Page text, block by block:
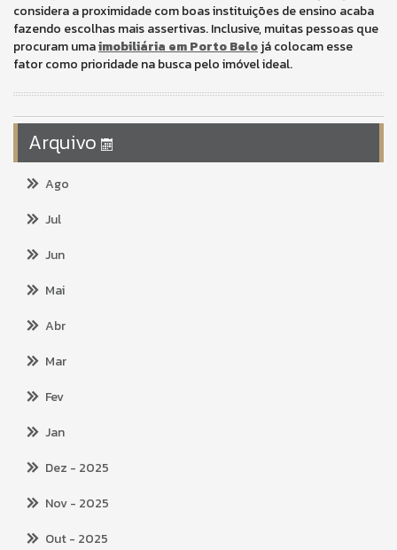
considera a proximidade com boas instituições de ensino acaba
fazendo escolhas mais assertivas. Inclusive, muitas pessoas que
procuram umaimobiliária em Porto Belojá colocam esse
fator como prioridade na busca pelo imóvel ideal.
Arquivo
Ago
Jul
Jun
Mai
Abr
Mar
Fev
Jan
Dez - 2025
Nov- 2025
Out- 2025